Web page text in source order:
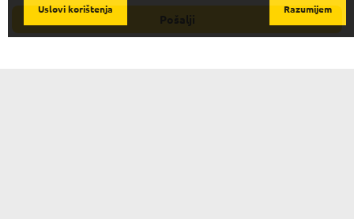
Pošalji
Razumijem
Uslovi korištenja